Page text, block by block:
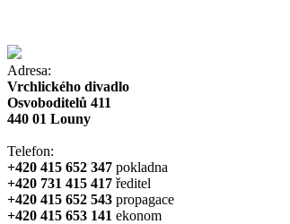
Adresa:
Vrchlického divadlo
Osvoboditelů 411
440 01 Louny
Telefon:
+420 415 652 347 pokladna
+420 731 415 417 ředitel
+420 415 652 543 propagace
+420 415 653 141 ekonom